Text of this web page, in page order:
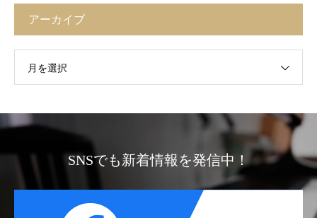
アーカイブ
月を選択
SNSでも新着情報を発信中！